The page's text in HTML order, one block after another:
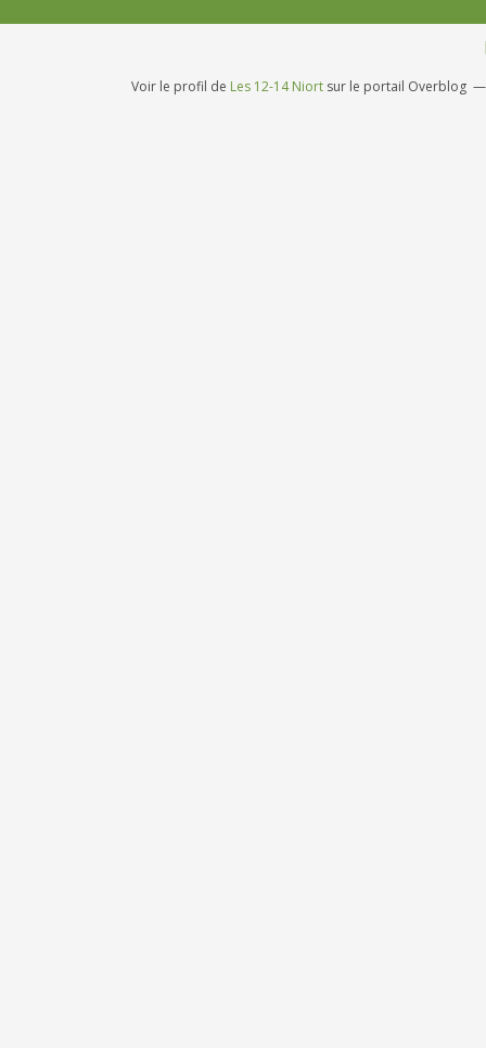
Voir le profil de Les 12-14 Niort sur le portail Overblog